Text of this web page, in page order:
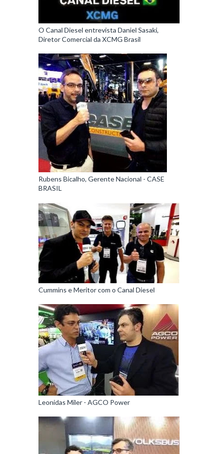
O Canal Diesel entrevista Daniel Sasaki,
Diretor Comercial da XCMG Brasil
Rubens Bicalho, Gerente Nacional - CASE
BRASIL
Cummins e Meritor com o Canal Diesel
Leonidas Miler - AGCO Power